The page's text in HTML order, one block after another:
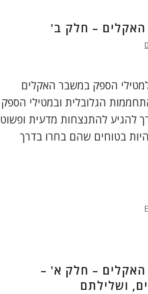
האקלים – חלק ב'
הספק במשבר האקלים
הגלובלית ובמטילי הספק
להגיע להתנצחות מדעית ופשוט
בטוחים שהם בחרו בדרך
– חלק א' –
ושלילתם